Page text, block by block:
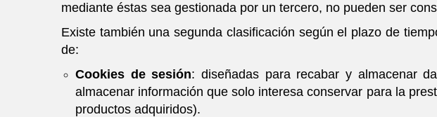
mediante éstas sea gestionada por un tercero, no pueden ser
Existe también una segunda clasificación según el plazo de
de:
Cookies de sesión: diseñadas para recabar y almacenar
almacenar información que solo interesa conservar para la
productos adquiridos).